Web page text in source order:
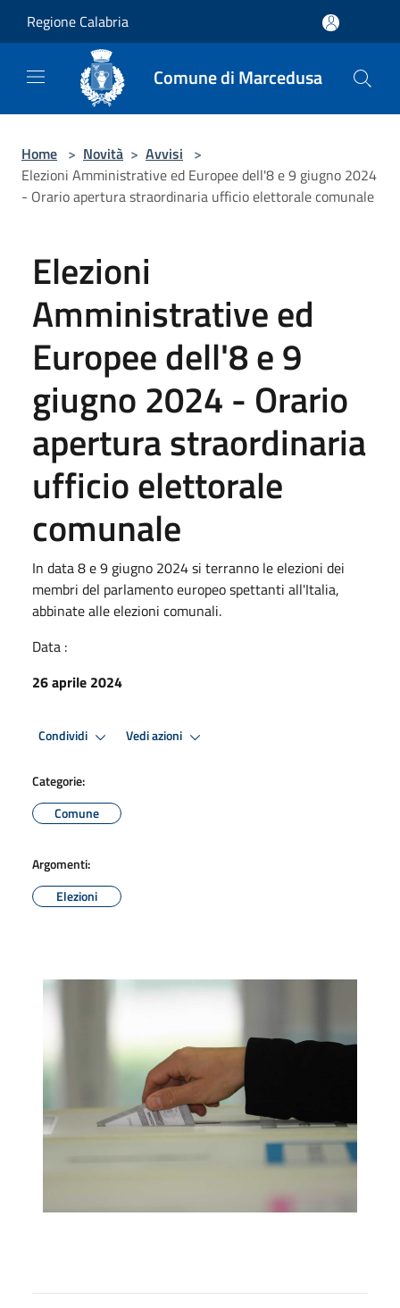
Regione Calabria
Comune di Marcedusa
Home > Novità > Avvisi >
Elezioni Amministrative ed Europee dell'8 e 9 giugno 2024
- Orario apertura straordinaria ufficio elettorale comunale
Elezioni
Amministrative ed
Europee dell'8 e 9
giugno 2024 - Orario
apertura straordinaria
ufficio elettorale
comunale
In data 8 e 9 giugno 2024 si terranno le elezioni dei
membri del parlamento europeo spettanti all'Italia,
abbinate alle elezioni comunali.
Data :
26 aprile 2024
Condividi Vedi azioni
Categorie:
Comune
Argomenti:
Elezioni